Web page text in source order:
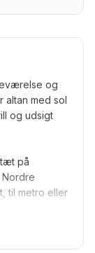
og
altan med sol
og udsigt
på
til metro eller